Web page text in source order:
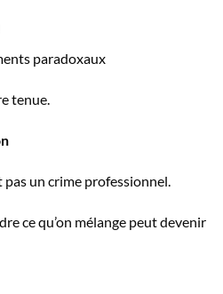
paradoxaux
tenue.
pas un crime professionnel.
ce qu’on mélange peut devenir